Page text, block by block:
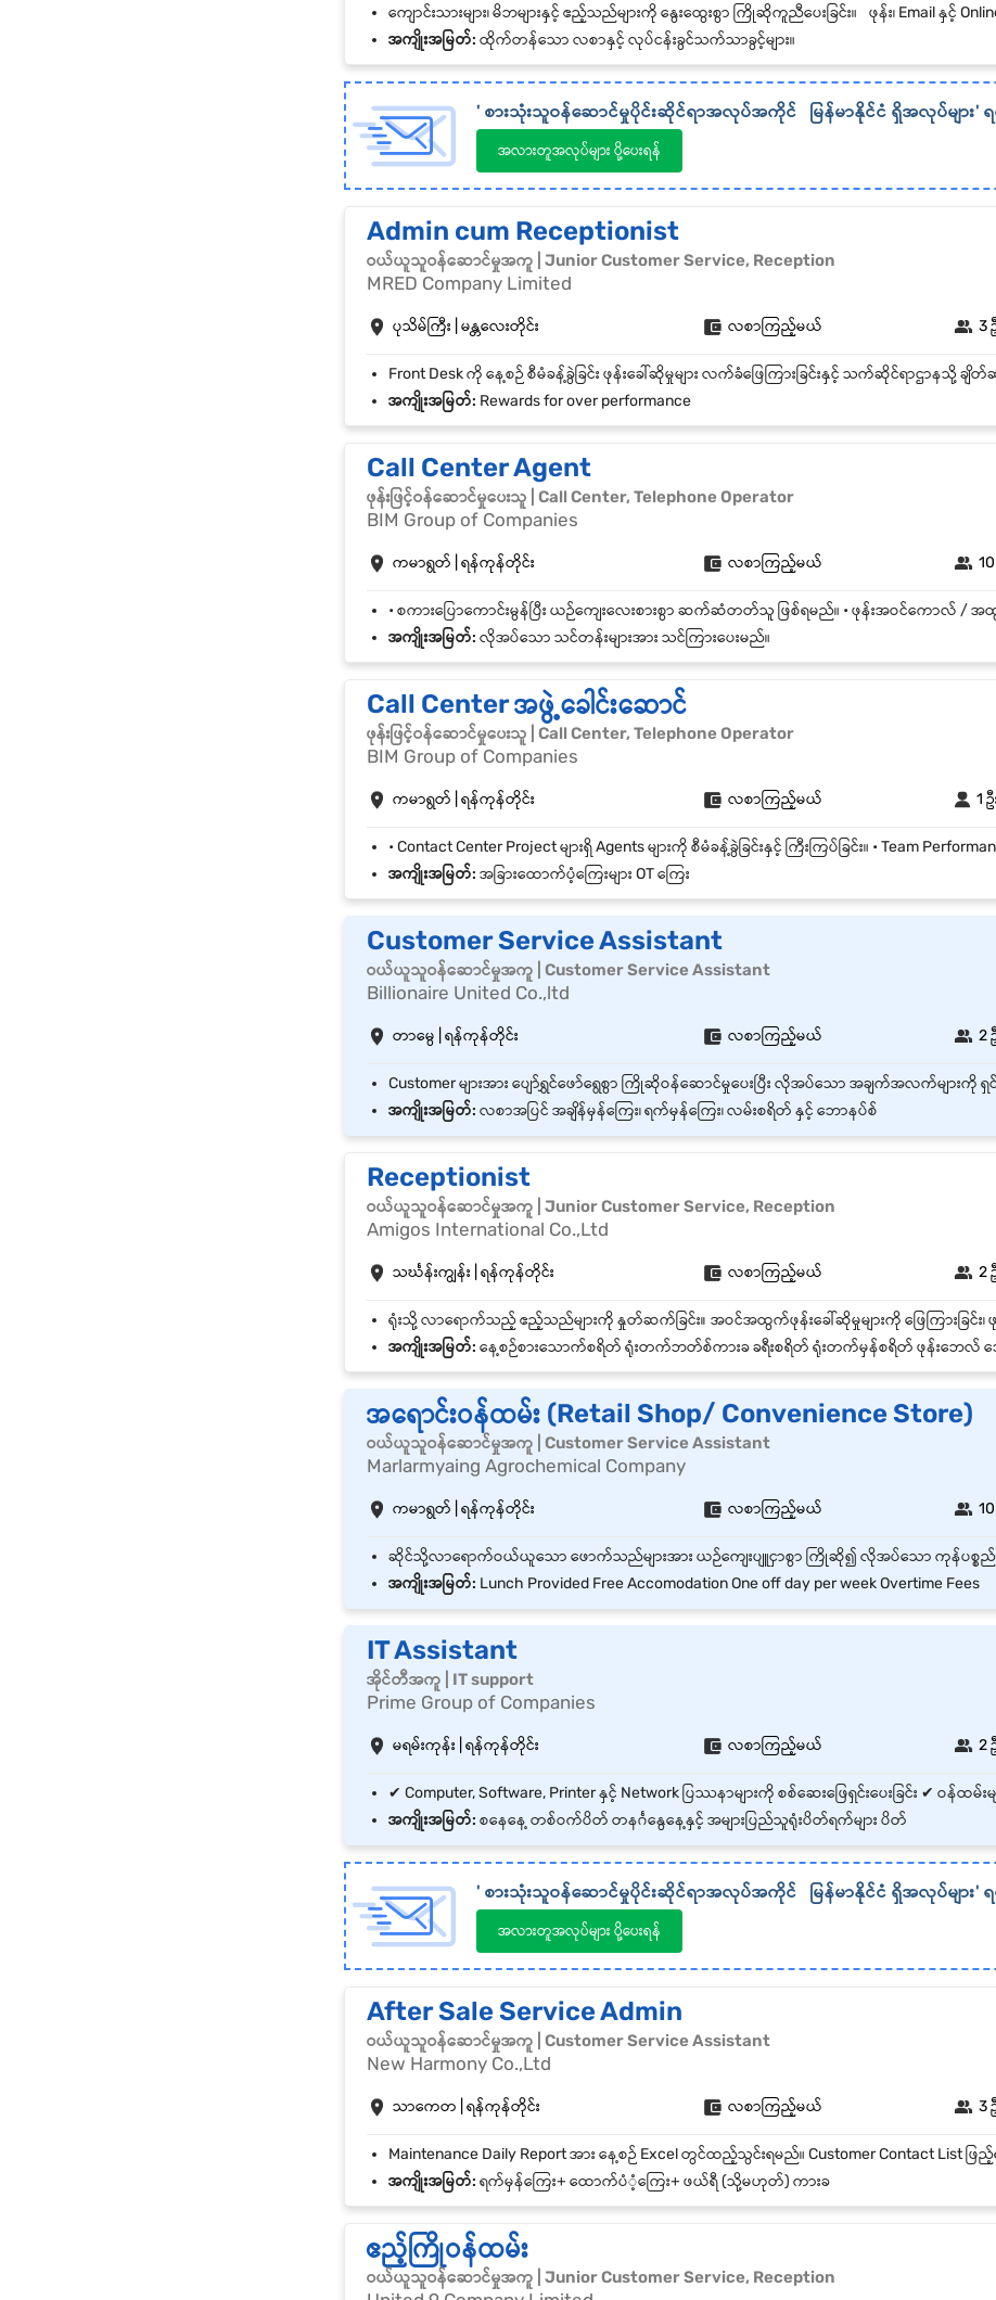
အကျိုးအမြတ်: ထိုက်တန်သော လစာနှင့် လုပ်ငန်းခွင်သက်သာခွင့်များ။
' စားသုံးသူဝန်ဆောင်မှုပိုင်းဆိုင်ရာအလုပ်အကိုင် မြန်မာနိုင်ငံ ရှိအလုပ်များ'
အလားတူအလုပ်များ ပို့ပေးရန်
Admin cum Receptionist
ဝယ်ယူသူဝန်ဆောင်မှုအကူ | Junior Customer Service, Reception
MRED Company Limited
ပုသိမ်ကြီး | မန္တလေးတိုင်း လစာကြည့်မယ် 3
အကျိုးအမြတ်: Rewards for over performance
Call Center Agent
ဖုန်းဖြင့်ဝန်ဆောင်မှုပေးသူ | Call Center, Telephone Operator
BIM Group of Companies
ကမာရွတ် | ရန်ကုန်တိုင်း လစာကြည့်မယ် 10
အကျိုးအမြတ်: လိုအပ်သော သင်တန်းများအား သင်ကြားပေးမည်။
Call Center အဖွဲ့ခေါင်းဆောင်
ဖုန်းဖြင့်ဝန်ဆောင်မှုပေးသူ | Call Center, Telephone Operator
BIM Group of Companies
ကမာရွတ် | ရန်ကုန်တိုင်း လစာကြည့်မယ် 1 ဦ
အကျိုးအမြတ်: အခြားထောက်ပံ့ကြေးများ OT ကြေး
Customer Service Assistant
ဝယ်ယူသူဝန်ဆောင်မှုအကူ | Customer Service Assistant
Billionaire United Co.,ltd
တာမွေ | ရန်ကုန်တိုင်း လစာကြည့်မယ် 2
အကျိုးအမြတ်: လစာအပြင် အချိန်မှန်ကြေး၊ ရက်မှန်ကြေး၊ လမ်းစရိတ် နှင့် ဘောနပ်စ်
Receptionist
ဝယ်ယူသူဝန်ဆောင်မှုအကူ | Junior Customer Service, Reception
Amigos International Co.,Ltd
သင်္ဃန်းကျွန်း | ရန်ကုန်တိုင်း လစာကြည့်မယ် 2
အကျိုးအမြတ်: နေ့စဉ်စားသောက်စရိတ် ရုံးတက်ဘတ်စ်ကားခ ခရီးစရိတ် ရုံးတက်မှန်စရိတ် ဖုန်းဘေလ် ဘောနပ်စ် အချိန်ပိုလုပ်ခ ခွင့်မယူသည့်ရ
အရောင်းဝန်ထမ်း (Retail Shop/ Convenience Store)
ဝယ်ယူသူဝန်ဆောင်မှုအကူ | Customer Service Assistant
Marlarmyaing Agrochemical Company
ကမာရွတ် | ရန်ကုန်တိုင်း လစာကြည့်မယ် 10
အကျိုးအမြတ်: Lunch Provided Free Accomodation One off day per week Overtime Fees
IT Assistant
အိုင်တီအကူ | IT support
Prime Group of Companies
မရမ်းကုန်း | ရန်ကုန်တိုင်း လစာကြည့်မယ် 2
အကျိုးအမြတ်: စနေနေ့ တစ်ဝက်ပိတ် တနင်္ဂနွေနေ့နှင့် အများပြည်သူရုံးပိတ်ရက်များ ပိတ်
' စားသုံးသူဝန်ဆောင်မှုပိုင်းဆိုင်ရာအလုပ်အကိုင် မြန်မာနိုင်ငံ ရှိအလုပ်များ'
အလားတူအလုပ်များ ပို့ပေးရန်
After Sale Service Admin
ဝယ်ယူသူဝန်ဆောင်မှုအကူ | Customer Service Assistant
New Harmony Co.,Ltd
သာကေတ | ရန်ကုန်တိုင်း လစာကြည့်မယ် 3
အကျိုးအမြတ်: ရက်မှန်ကြေး+ ထောက်ပံံ့ကြေး+ ဖယ်ရီ (သို့မဟုတ်) ကားခ
ဧည့်ကြိုဝန်ထမ်း
ဝယ်ယူသူဝန်ဆောင်မှုအကူ | Junior Customer Service, Reception